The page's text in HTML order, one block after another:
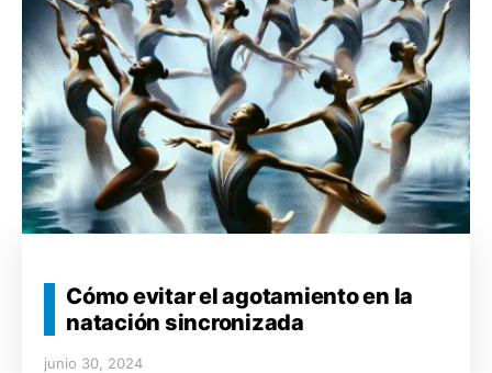
Cómo evitar el agotamiento en la
natación sincronizada
junio 30, 2024